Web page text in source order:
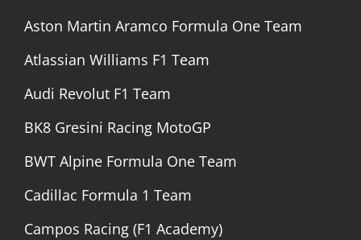
Aston Martin Aramco Formula One Team
Atlassian Williams F1 Team
Audi Revolut F1 Team
BK8 Gresini Racing MotoGP
BWT Alpine Formula One Team
Cadillac Formula 1 Team
Campos Racing (F1 Academy)